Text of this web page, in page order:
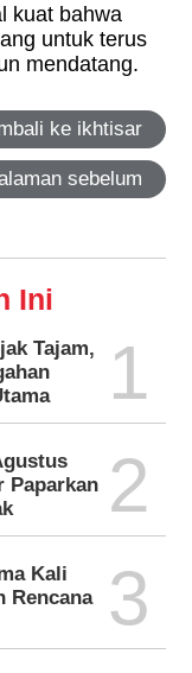
kuat bahwa
untuk terus
mendatang.
ke ikhtisar
sebelum
Ini
Tajam,
1
Paparkan 2
Kali
Rencana
3